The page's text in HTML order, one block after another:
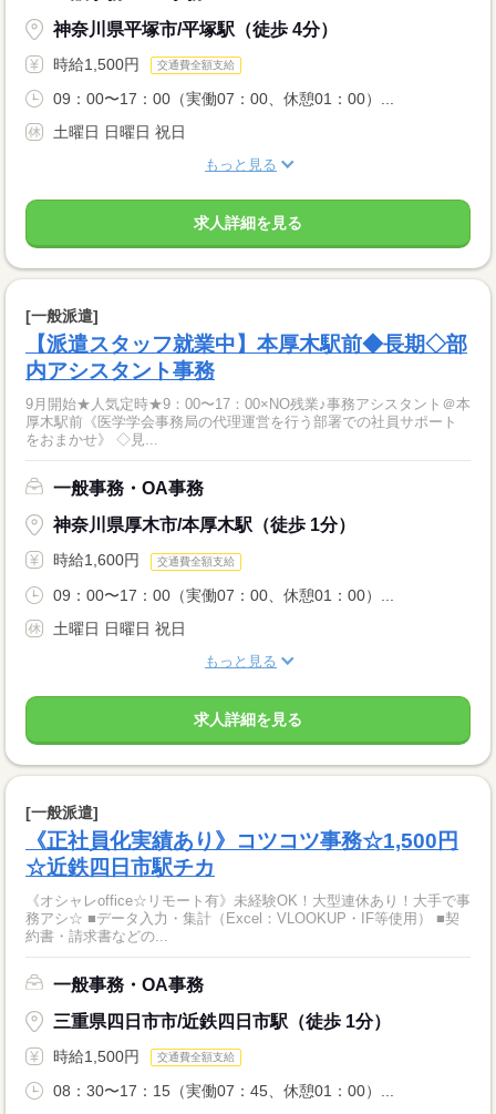
神奈川県平塚市/平塚駅（徒歩 4分）
時給1,500円 交通費全額支給
09：00〜17：00（実働07：00、休憩01：00）...
土曜日 日曜日 祝日
もっと見る
求人詳細を見る
[一般派遣]
【派遣スタッフ就業中】本厚木駅前◆長期◇部
内アシスタント事務
9月開始★人気定時★9：00〜17：00×NO残業♪事務アシスタント＠本
厚木駅前《医学学会事務局の代理運営を行う部署での社員サポート
をおまかせ》 ◇見...
一般事務・OA事務
神奈川県厚木市/本厚木駅（徒歩 1分）
時給1,600円 交通費全額支給
09：00〜17：00（実働07：00、休憩01：00）...
土曜日 日曜日 祝日
もっと見る
求人詳細を見る
[一般派遣]
《正社員化実績あり》コツコツ事務☆1,500円
☆近鉄四日市駅チカ
《オシャレoffice☆リモート有》未経験OK！大型連休あり！大手で事
務アシ☆ ■データ入力・集計（Excel：VLOOKUP・IF等使用） ■契
約書・請求書などの...
一般事務・OA事務
三重県四日市市/近鉄四日市駅（徒歩 1分）
時給1,500円 交通費全額支給
08：30〜17：15（実働07：45、休憩01：00）...